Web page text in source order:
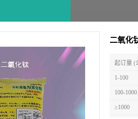
二氧化
起订量 (
1-100
100-1000
≥1000